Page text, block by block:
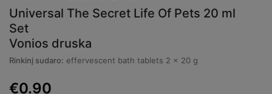
Universal The Secret Life Of Pets 20 ml
Set
Vonios druska
Rinkinį sudaro: effervescent bath tablets 2 x 20 g
€0.90